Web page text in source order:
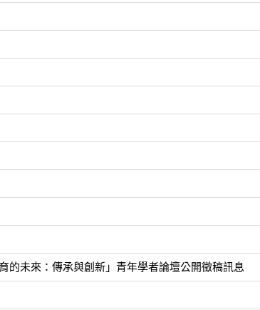
的未來：傳承與創新」青年學者論壇公開徵稿訊息